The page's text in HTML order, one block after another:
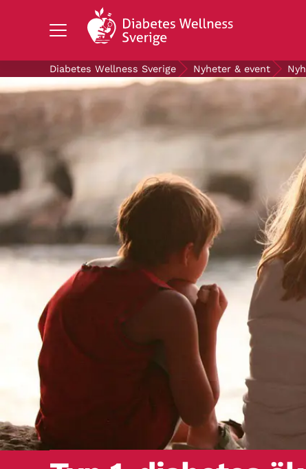
OM DIABETES
FORSKNING
NYHETER & EVENT
GRATIS DIABETESPRODUKTER
Blodsockerkollen
Search Diabetes Wellness Sverige
Diabetes Wellness Sverige Nyheter & event